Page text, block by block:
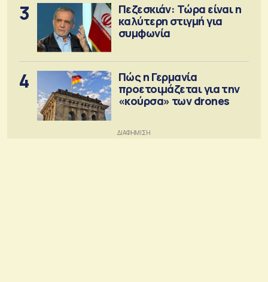
3
Πεζεσκιάν: Τώρα είναι η
καλύτερη στιγμή για
συμφωνία
4
Πώς η Γερμανία
προετοιμάζεται για την
«κούρσα» των drones